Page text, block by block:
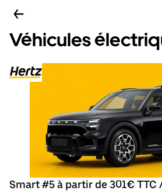
Véhicules
Smart #5 à partir de 301€ TTC